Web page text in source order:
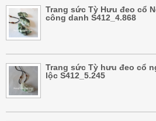
Trang sức Tỳ Hưu đeo cổ
công danh S412_4.868
Trang sức Tỳ hưu đeo cổ
lộc S412_5.245